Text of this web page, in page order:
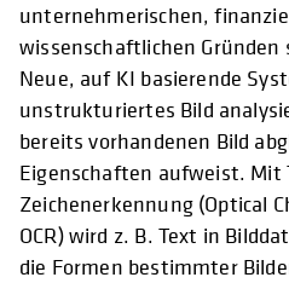
unternehmerischen,
wissenschaftlichen
Neue, auf KI basierende
unstrukturiertes Bild
bereits vorhandenen Bild
Eigenschaften aufweist. Mit
Zeichenerkennung (Optical
OCR) wird z. B. Text in
die Formen bestimmter